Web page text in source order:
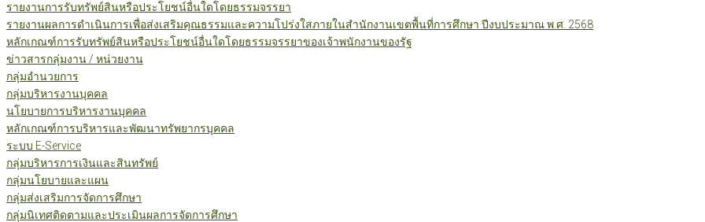
รายงานการรับทรัพย์สินหรือประโยชน์อื่นใดโดยธรรมจรรยา
รายงานผลการดำเนินการเพื่อส่งเสริมคุณธรรมและความโปร่งใสภายในสำนักงานเขตพื้นที่การศึกษา ปีงบประมาณ พ.ศ. 2568
หลักเกณฑ์การรับทรัพย์สินหรือประโยชน์อื่นใดโดยธรรมจรรยาของเจ้าพนักงานของรัฐ
ข่าวสารกลุ่มงาน / หน่วยงาน
กลุ่มอำนวยการ
กลุ่มบริหารงานบุคคล
นโยบายการบริหารงานบุคคล
หลักเกณฑ์การบริหารและพัฒนาทรัพยากรบุคคล
ระบบ E-Service
กลุ่มบริหารการเงินและสินทรัพย์
กลุ่มนโยบายและแผน
กลุ่มส่งเสริมการจัดการศึกษา
กลุ่มนิเทศติดตามและประเมินผลการจัดการศึกษา